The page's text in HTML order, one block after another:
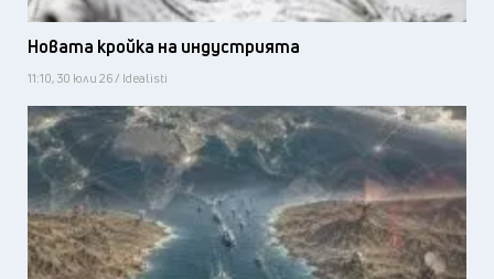
Новата кройка на индустрията
11:10, 30 юли 26 / Idealisti